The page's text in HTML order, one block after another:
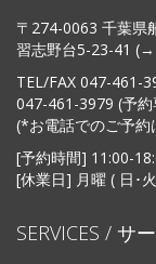
〒274-0063 千葉県
習志野台5-23-41 (→
TEL/FAX 047-461-
047-461-3979 (予
(*お電話でのご予約
[予約時間] 11:00-
[休業日] 月曜 ( 日･
SERVICES / サ